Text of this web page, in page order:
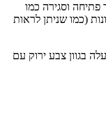
פתיחה וסגירה כמו
(כמו שניתן לראות
בשילוב 6 צבעים בעלה בגוון צבע ירוק עם